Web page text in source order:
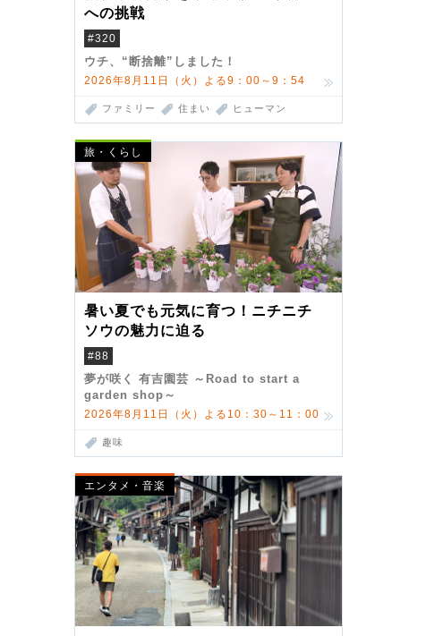
への挑戦
#320
ウチ、“断捨離”しました！
2026年8月11日（火）よる9：00～9：54
ファミリー 住まい ヒューマン
旅・くらし
暑い夏でも元気に育つ！ニチニチ
ソウの魅力に迫る
#88
夢が咲く 有吉園芸 ～Road to start a
garden shop～
2026年8月11日（火）よる10：30～11：00
趣味
エンタメ・音楽